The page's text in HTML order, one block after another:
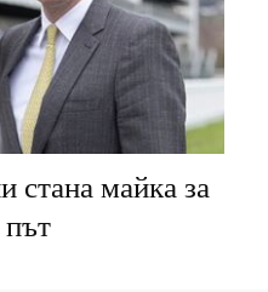
майка за
път